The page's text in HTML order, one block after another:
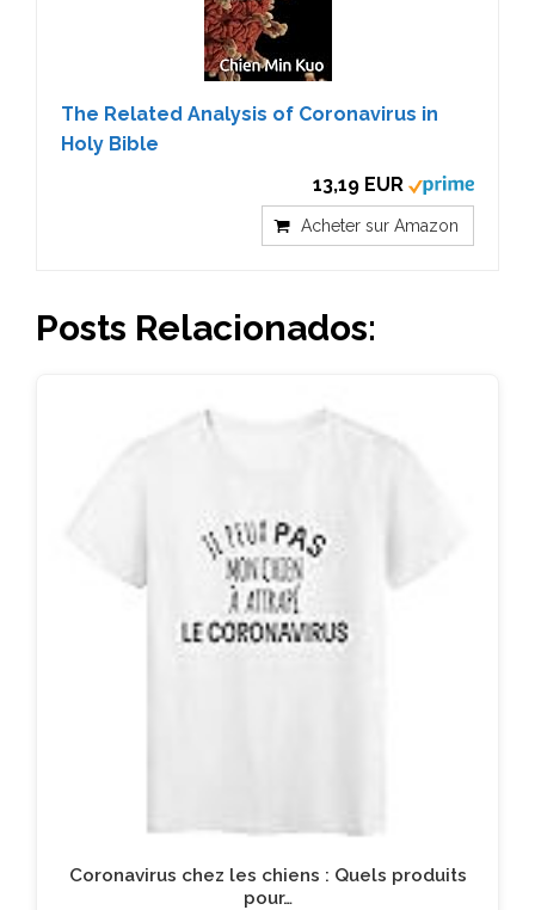
The Related Analysis of Coronavirus in
Holy Bible
13,19 EUR
Acheter sur Amazon
Posts Relacionados:
Coronavirus chez les chiens : Quels produits
pour…